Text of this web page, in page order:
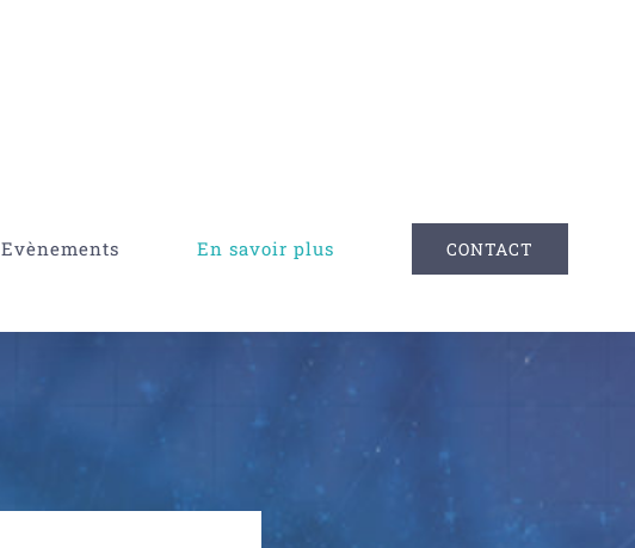
Evènements En savoir plus CONTACT